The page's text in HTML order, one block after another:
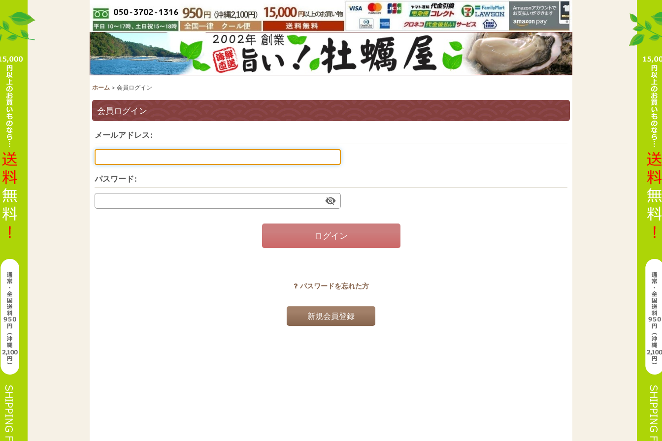
ホーム > 会員ログイン
会員ログイン
メールアドレス:
パスワード:
ログイン
パスワードを忘れた方
新規会員登録